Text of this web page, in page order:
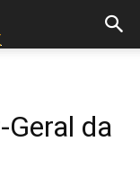
da